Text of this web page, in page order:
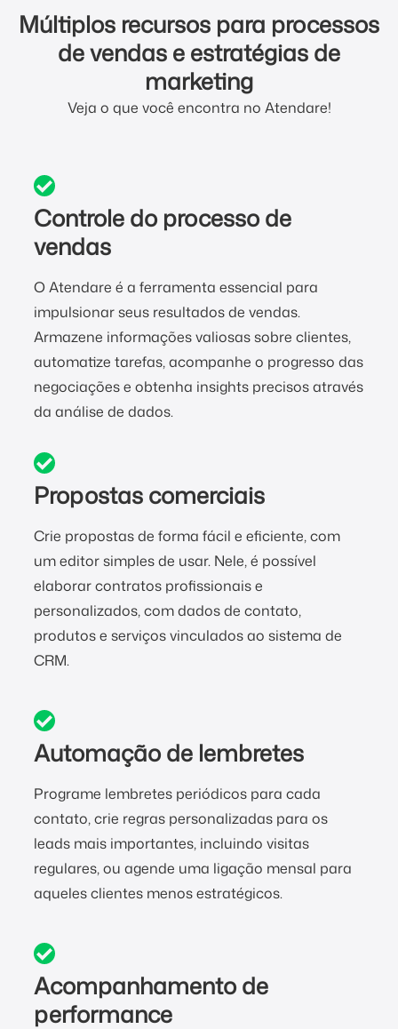
Múltiplos recursos para processos
de vendas e estratégias de
marketing
Veja o que você encontra no Atendare!
Controle do processo de
vendas
O Atendare é a ferramenta essencial para
impulsionar seus resultados de vendas.
Armazene informações valiosas sobre clientes,
automatize tarefas, acompanhe o progresso das
negociações e obtenha insights precisos através
da análise de dados.
Propostas comerciais
Crie propostas de forma fácil e eficiente, com
um editor simples de usar. Nele, é possível
elaborar contratos profissionais e
personalizados, com dados de contato,
produtos e serviços vinculados ao sistema de
CRM.
Automação de lembretes
Programe lembretes periódicos para cada
contato, crie regras personalizadas para os
leads mais importantes, incluindo visitas
regulares, ou agende uma ligação mensal para
aqueles clientes menos estratégicos.
Acompanhamento de
performance